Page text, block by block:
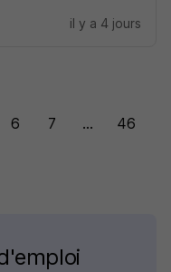
il y a 4 jours
6 7 ... 46